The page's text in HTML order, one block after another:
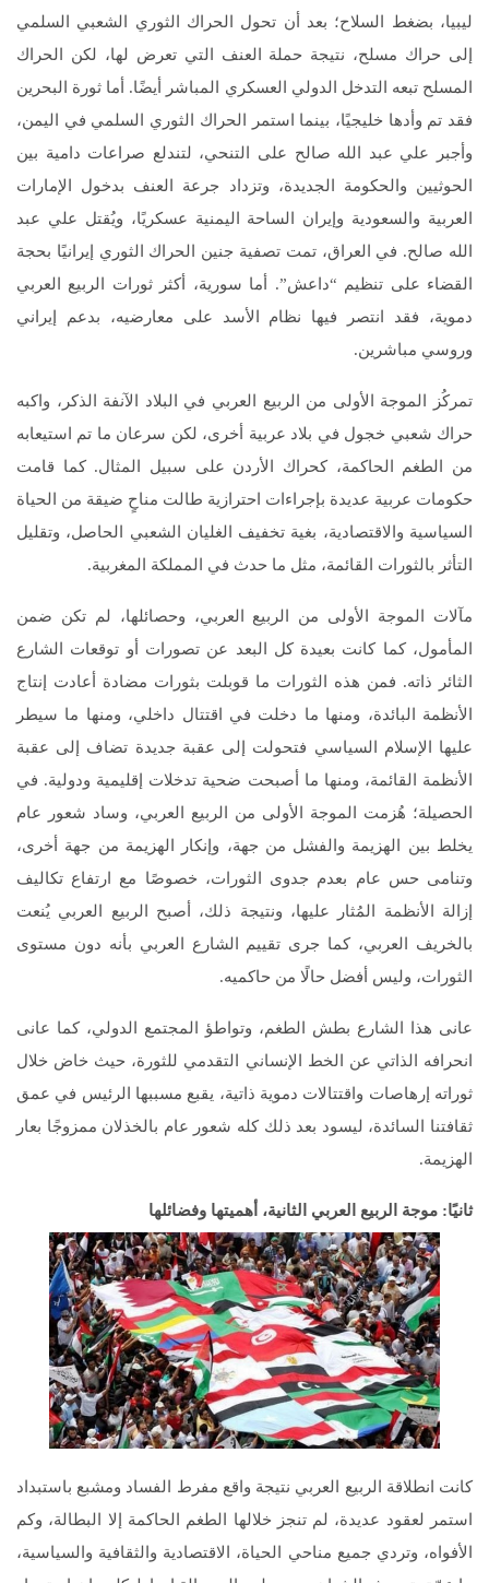
ليبيا، بضغط السلاح؛ بعد أن تحول الحراك الثوري الشعبي السلمي
إلى حراك مسلح، نتيجة حملة العنف التي تعرض لها، لكن الحراك
المسلح تبعه التدخل الدولي العسكري المباشر أيضًا. أما ثورة البحرين
فقد تم وأدها خليجيًا، بينما استمر الحراك الثوري السلمي في اليمن،
وأجبر علي عبد الله صالح على التنحي، لتندلع صراعات دامية بين
الحوثيين والحكومة الجديدة، وتزداد جرعة العنف بدخول الإمارات
العربية والسعودية وإيران الساحة اليمنية عسكريًا، ويُقتل علي عبد
الله صالح. في العراق، تمت تصفية جنين الحراك الثوري إيرانيًا بحجة
القضاء على تنظيم “داعش”. أما سورية، أكثر ثورات الربيع العربي
دموية، فقد انتصر فيها نظام الأسد على معارضيه، بدعم إيراني
وروسي مباشرين.
تمركُز الموجة الأولى من الربيع العربي في البلاد الآنفة الذكر، واكبه
حراك شعبي خجول في بلاد عربية أخرى، لكن سرعان ما تم استيعابه
من الطغم الحاكمة، كحراك الأردن على سبيل المثال. كما قامت
حكومات عربية عديدة بإجراءات احترازية طالت مناحٍ ضيقة من الحياة
السياسية والاقتصادية، بغية تخفيف الغليان الشعبي الحاصل، وتقليل
التأثر بالثورات القائمة، مثل ما حدث في المملكة المغربية.
مآلات الموجة الأولى من الربيع العربي، وحصائلها، لم تكن ضمن
المأمول، كما كانت بعيدة كل البعد عن تصورات أو توقعات الشارع
الثائر ذاته. فمن هذه الثورات ما قوبلت بثورات مضادة أعادت إنتاج
الأنظمة البائدة، ومنها ما دخلت في اقتتال داخلي، ومنها ما سيطر
عليها الإسلام السياسي فتحولت إلى عقبة جديدة تضاف إلى عقبة
الأنظمة القائمة، ومنها ما أصبحت ضحية تدخلات إقليمية ودولية. في
الحصيلة؛ هُزمت الموجة الأولى من الربيع العربي، وساد شعور عام
يخلط بين الهزيمة والفشل من جهة، وإنكار الهزيمة من جهة أخرى،
وتنامى حس عام بعدم جدوى الثورات، خصوصًا مع ارتفاع تكاليف
إزالة الأنظمة المُثار عليها، ونتيجة ذلك، أصبح الربيع العربي يُنعت
بالخريف العربي، كما جرى تقييم الشارع العربي بأنه دون مستوى
الثورات، وليس أفضل حالًا من حاكميه.
عانى هذا الشارع بطش الطغم، وتواطؤ المجتمع الدولي، كما عانى
انحرافه الذاتي عن الخط الإنساني التقدمي للثورة، حيث خاض خلال
ثوراته إرهاصات واقتتالات دموية ذاتية، يقبع مسببها الرئيس في عمق
ثقافتنا السائدة، ليسود بعد ذلك كله شعور عام بالخذلان ممزوجًا بعار
الهزيمة.
ثانيًا: موجة الربيع العربي الثانية، أهميتها وفضائلها
كانت انطلاقة الربيع العربي نتيجة واقع مفرط الفساد ومشبع باستبداد
استمر لعقود عديدة، لم تنجز خلالها الطغم الحاكمة إلا البطالة، وكم
الأفواه، وتردي جميع مناحي الحياة، الاقتصادية والثقافية والسياسية،